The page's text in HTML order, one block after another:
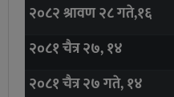
२०८२ श्रावण २८ गते,१६
२०८१ चैत्र २७, १४
२०८१ चैत्र २७ गते, १४